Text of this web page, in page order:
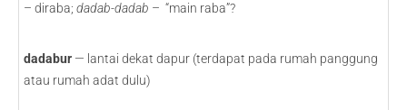
– diraba; dadab-dadab – “main raba”?
dadabur — lantai dekat dapur (terdapat pada rumah panggung
atau rumah adat dulu)